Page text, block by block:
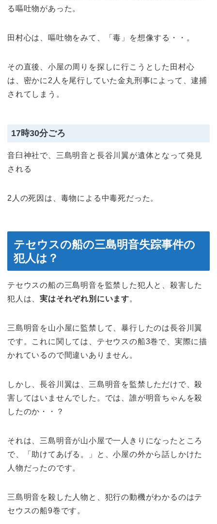
る嘔吐物があった。
田村心は、嘔吐物をみて、「毒」を想像する・・。
その直後、小屋の周りを探しに行こうとした田村心
は、密かに2人を尾行していた金丸刑事によって、逮捕
されてしまう。
17時30分ごろ
音臼神社で、三島明音と長谷川翼が遺体となって発見
される
2人の死因は、毒物による中毒死だった。
テセウスの船の三島明音失踪事件の
犯人は？
テセウスの船の三島明音を監禁した犯人と、殺害した
犯人は、実はそれぞれ別にいます。
三島明音を山小屋に監禁して、暴行したのは長谷川翼
です。これに関しては、テセウスの船3巻で、実際に描
かれているので間違いありません。
しかし、長谷川翼は、三島明音を監禁しただけで、殺
害してはいませんでした。では、誰が明音ちゃんを殺
したのか・・？
それは、三島明音が山小屋で一人きりになったところ
で、「助けてあげる。」と、小屋の外から話しかけた
人物だったのです。
三島明音を殺した人物と、犯行の動機がわかるのはテ
セウスの船9巻です。